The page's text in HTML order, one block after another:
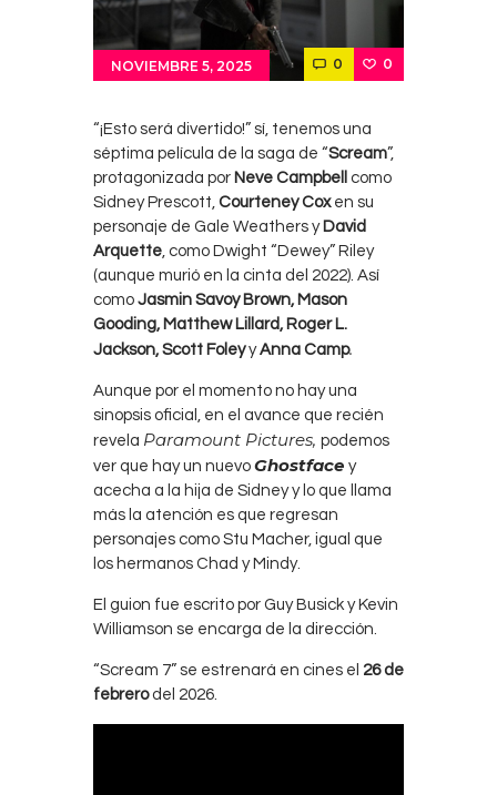
NOVIEMBRE 5, 2025 0 0
“¡Esto será divertido!” sí, tenemos una
séptima película de la saga de “Scream”,
protagonizada por Neve Campbell
como
Sidney Prescott, Courteney Coxen su
personaje de Gale Weathers y David
Arquette , como Dwight “Dewey” Riley
(aunque murió en la cinta del 2022). Así
como Jasmin Savoy Brown, Mason
Gooding, Matthew Lillard, Roger L.
Jackson, Scott FoleyyAnna Camp.
Aunque por el momento no hay una
sinopsis oficial, en el avance que recién
revela Paramount Pictures, podemos
ver que hay un nuevo Ghostface y
acecha a la hija de Sidney y lo que llama
más la atención es que regresan
personajes como Stu Macher, igual que
los hermanos Chad y Mindy.
El guion fue escrito por Guy Busick y Kevin
Williamson se encarga de la dirección.
“Scream 7” se estrenará en cines el 26 de
febrerodel 2026.